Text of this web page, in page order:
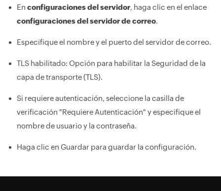
En configuraciones del servidor, haga clic en el enlace
configuraciones del servidor de correo.
Especifique el nombre y el puerto del servidor de correo.
TLS habilitado: Opción para habilitar la Seguridad de la
capa de transporte (TLS).
Si requiere autenticación, seleccione la casilla de
verificación "Requiere Autenticación" y especifique el
nombre de usuario y la contraseña.
Haga clic en Guardar para guardar la configuración.